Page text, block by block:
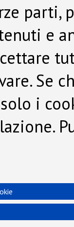
parti,
e
Se
i